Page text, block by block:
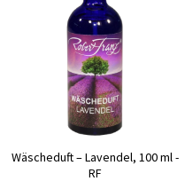
Wäscheduft – Lavendel, 100 ml -
RF